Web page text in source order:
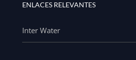
ENLACES RELEVANTES
Inter Water